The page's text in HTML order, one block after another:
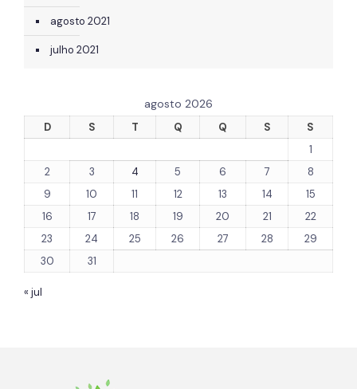
agosto 2021
julho 2021
agosto 2026
D S T Q Q S
S
1
2
3 4 5 6 7
8
9
10 11 12 13 14
15
16
17 18 19 20 21
22
23
24 25 26 27 28
29
30
31
« jul